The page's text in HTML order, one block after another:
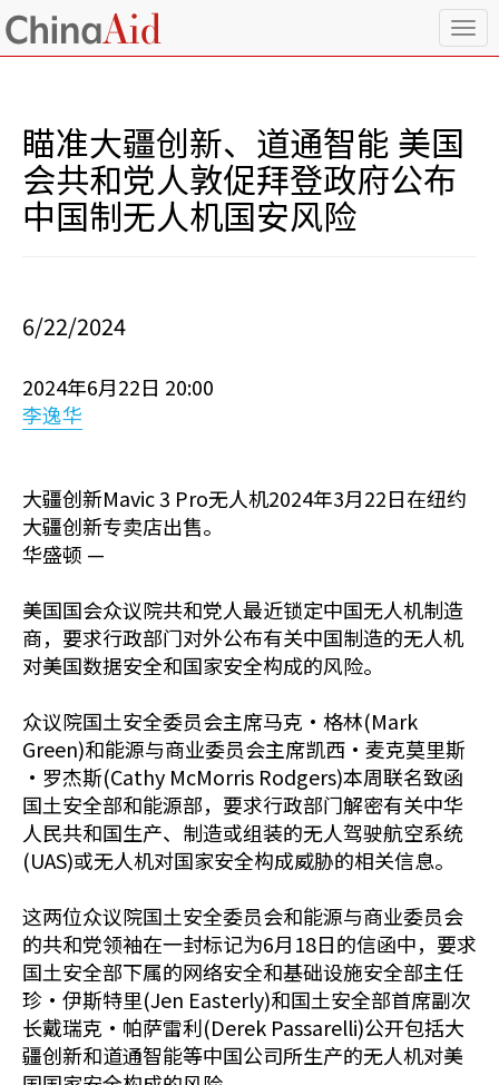
T
o
瞄准大疆创新、道通智能 美国
会共和党人敦促拜登政府公布
中国制无人机国安风险
6/22/2024
2024年6月22日 20:00
李逸华
大疆创新Mavic 3 Pro无人机2024年3月22日在纽约
大疆创新专卖店出售。
华盛顿 —
美国国会众议院共和党人最近锁定中国无人机制造
商，要求行政部门对外公布有关中国制造的无人机
对美国数据安全和国家安全构成的风险。
众议院国土安全委员会主席马克·格林(Mark
Green)和能源与商业委员会主席凯西·麦克莫里斯
·罗杰斯(Cathy McMorris Rodgers)本周联名致函
国土安全部和能源部，要求行政部门解密有关中华
人民共和国生产、制造或组装的无人驾驶航空系统
(UAS)或无人机对国家安全构成威胁的相关信息。
这两位众议院国土安全委员会和能源与商业委员会
的共和党领袖在一封标记为6月18日的信函中，要求
国土安全部下属的网络安全和基础设施安全部主任
珍·伊斯特里(Jen Easterly)和国土安全部首席副次
长戴瑞克·帕萨雷利(Derek Passarelli)公开包括大
疆创新和道通智能等中国公司所生产的无人机对美